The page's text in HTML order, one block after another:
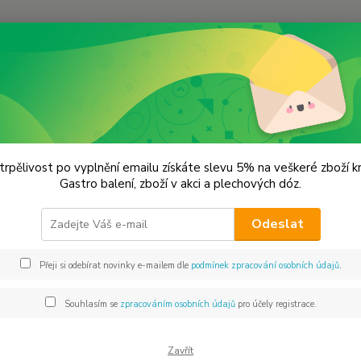
Premium koření Hořčice žlutá Prémiová kvalita
žlutá Prémiová kvalita
Bílá
se z
po vyplnění emailu získáte slevu 5% na veškeré zboží
Gastro balení, zboží v akci a plechových dóz.
Odeslat
Přeji si odebírat novinky e-mailem dle podmínek zpracování osobních údajů.
Souhlasím se zpracováním osobních údajůpro účely registrace.
Zavřít